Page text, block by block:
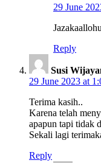
29 June
Reply
Susi
29 June 2023 at
Terima kasih..
Karena telah
apapun tapi tidak
Sekali lagi
Reply